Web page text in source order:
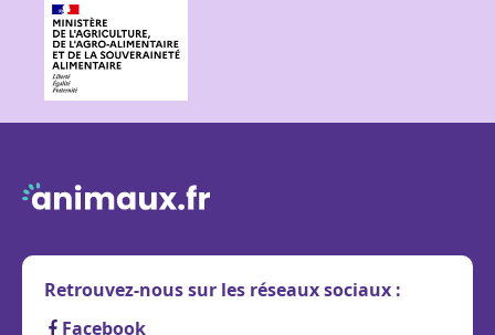
Retrouvez-nous sur les réseaux sociaux :
Facebook